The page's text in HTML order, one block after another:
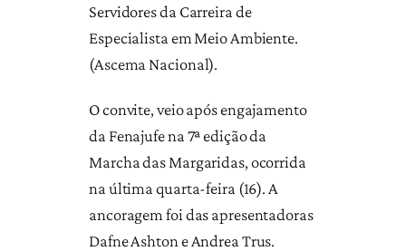
Servidores da Carreira de
Especialista em Meio Ambiente.
(Ascema Nacional).
O convite, veio após engajamento
da Fenajufe na 7ª edição da
Marcha das Margaridas, ocorrida
na última quarta-feira (16). A
ancoragem foi das apresentadoras
Dafne Ashton e Andrea Trus.